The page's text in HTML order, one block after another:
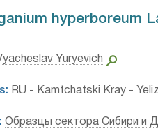
hyperboreum
Yuryevich
RU - Kamtchatski Kray -
Образцы сектора Сибири и